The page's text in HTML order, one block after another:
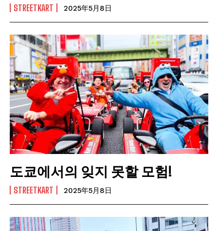
STREETKART 2025年5月8日
도쿄에서의 잊지 못할 모험!
STREETKART 2025年5月8日